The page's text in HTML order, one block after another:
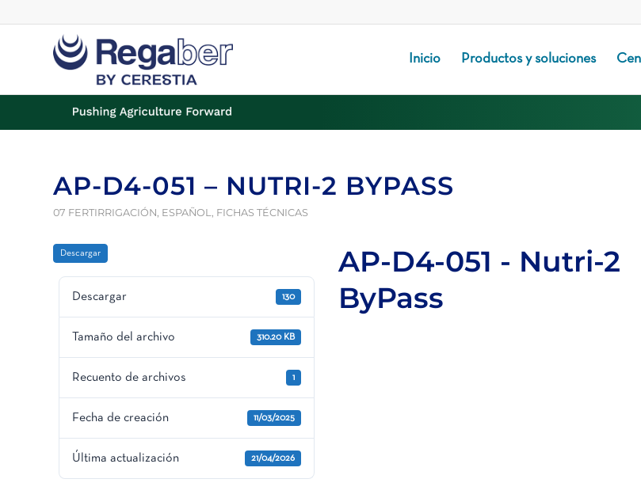
Inicio Productos y soluciones
AP-D4-051 – NUTRI-2 BYPASS
07 FERTIRRIGACIÓN, ESPAÑOL, FICHAS TÉCNICAS
Descargar
Descargar 130
Tamaño del archivo 310.20 KB
Recuento de archivos 1
Fecha de creación 11/03/2025
Última actualización 21/04/2026
AP-D4-051 - Nutri-2
ByPass